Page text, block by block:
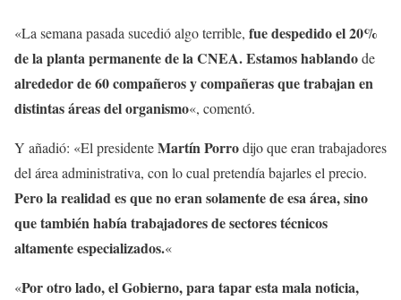
«La semana pasada sucedió algo terrible, fue despedido el 20%
de la planta permanente de la CNEA. Estamos hablandode
alrededor de 60 compañeros y compañeras que trabajan en
distintas áreas del organismo«, comentó.
Y añadió: «El presidenteMartín Porrodijo que eran trabajadores
del área administrativa, con lo cual pretendía bajarles el precio.
Pero la realidad es que no eran solamente de esa área, sino
que también había trabajadores de sectores técnicos
altamente especializados.«
«Por otro lado, el Gobierno, para tapar esta mala noticia,